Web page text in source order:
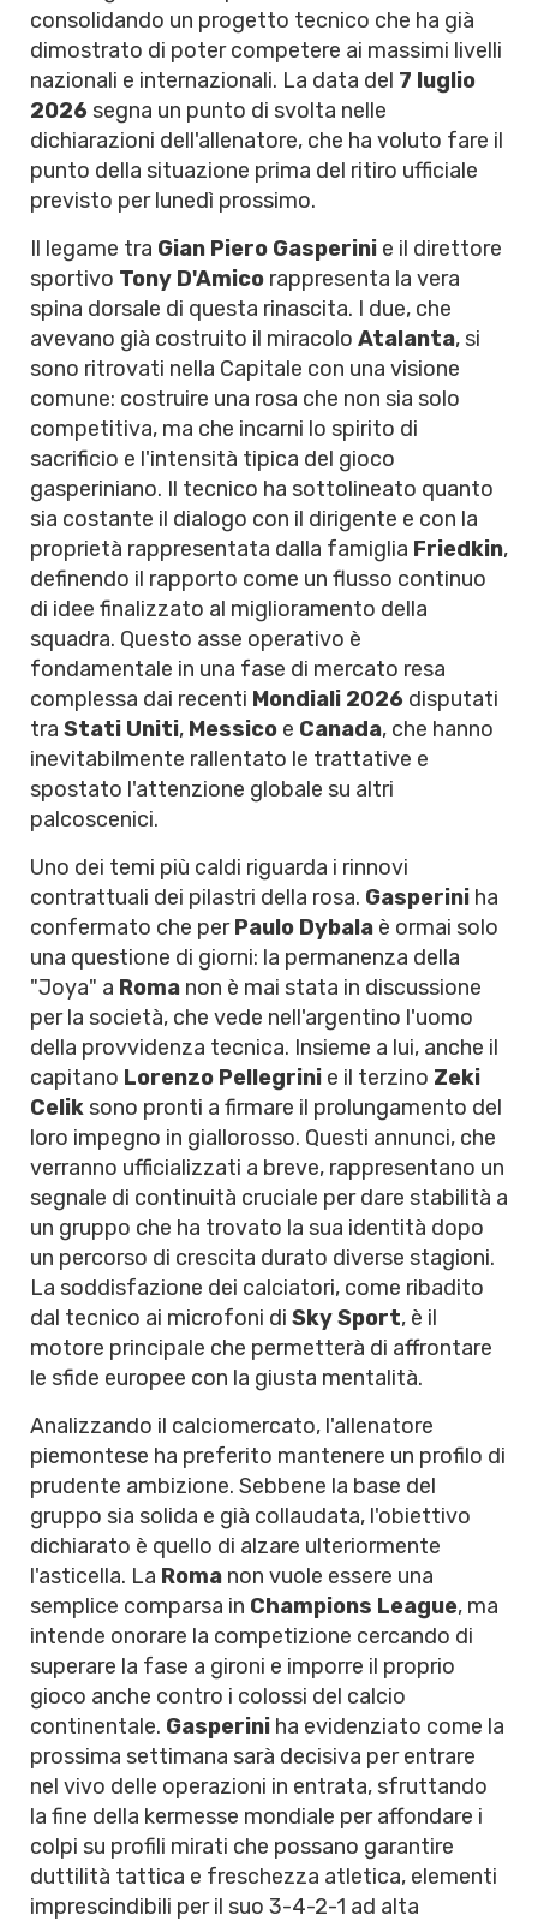
consolidando un progetto tecnico che ha già
dimostrato di poter competere ai massimi livelli
nazionali e internazionali. La data del 7 luglio
2026 segna un punto di svolta nelle
dichiarazioni dell'allenatore, che ha voluto fare il
punto della situazione prima del ritiro ufficiale
previsto per lunedì prossimo.
Il legame tra Gian Piero Gasperini e il direttore
sportivo Tony D'Amico rappresenta la vera
spina dorsale di questa rinascita. I due, che
avevano già costruito il miracolo Atalanta, si
sono ritrovati nella Capitale con una visione
comune: costruire una rosa che non sia solo
competitiva, ma che incarni lo spirito di
sacrificio e l'intensità tipica del gioco
gasperiniano. Il tecnico ha sottolineato quanto
sia costante il dialogo con il dirigente e con la
proprietà rappresentata dalla famiglia Friedkin,
definendo il rapporto come un flusso continuo
di idee finalizzato al miglioramento della
squadra. Questo asse operativo è
fondamentale in una fase di mercato resa
complessa dai recenti Mondiali 2026 disputati
tra Stati Uniti, Messico e Canada, che hanno
inevitabilmente rallentato le trattative e
spostato l'attenzione globale su altri
palcoscenici.
Uno dei temi più caldi riguarda i rinnovi
contrattuali dei pilastri della rosa. Gasperini ha
confermato che perPaulo Dybala è ormai solo
una questione di giorni: la permanenza della
"Joya" a Roma non è mai stata in discussione
per la società, che vede nell'argentino l'uomo
della provvidenza tecnica. Insieme a lui, anche il
capitano Lorenzo Pellegrini e il terzino Zeki
Celik sono pronti a firmare il prolungamento del
loro impegno in giallorosso. Questi annunci, che
verranno ufficializzati a breve, rappresentano un
segnale di continuità cruciale per dare stabilità a
un gruppo che ha trovato la sua identità dopo
un percorso di crescita durato diverse stagioni.
La soddisfazione dei calciatori, come ribadito
dal tecnico ai microfoni di Sky Sport, è il
motore principale che permetterà di affrontare
le sfide europee con la giusta mentalità.
Analizzando il calciomercato, l'allenatore
piemontese ha preferito mantenere un profilo di
prudente ambizione. Sebbene la base del
gruppo sia solida e già collaudata, l'obiettivo
dichiarato è quello di alzare ulteriormente
l'asticella. La Roma non vuole essere una
semplice comparsa in Champions League, ma
intende onorare la competizione cercando di
superare la fase a gironi e imporre il proprio
gioco anche contro i colossi del calcio
continentale. Gasperini ha evidenziato come la
prossima settimana sarà decisiva per entrare
nel vivo delle operazioni in entrata, sfruttando
la fine della kermesse mondiale per affondare i
colpi su profili mirati che possano garantire
duttilità tattica e freschezza atletica, elementi
imprescindibili per il suo 3-4-2-1 ad alta